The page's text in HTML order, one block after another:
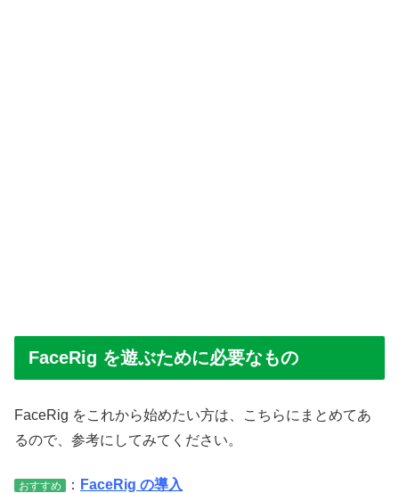
FaceRig を遊ぶために必要なもの
FaceRig をこれから始めたい方は、こちらにまとめてあ
るので、参考にしてみてください。
おすすめ ： FaceRig の導入